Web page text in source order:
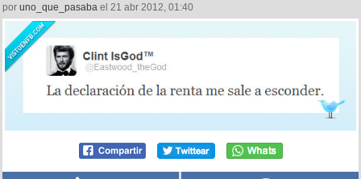
por uno_que_pasaba el 21 abr 2012, 01:40